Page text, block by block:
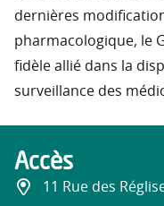
dernières
pharmacologique, le
fidèle allié dans la
surveillance des
Accès
11 Rue des